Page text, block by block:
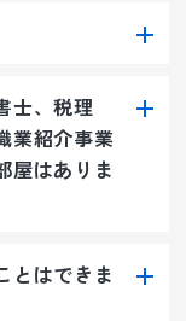
士、税理
業紹介事業
屋はありま
とはできま